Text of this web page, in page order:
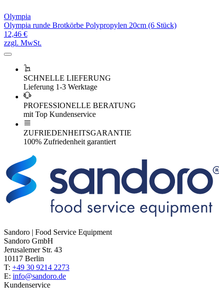
Olympia
Olympia runde Brotkörbe Polypropylen 20cm (6 Stück)
12,46 €
zzgl. MwSt.
SCHNELLE LIEFERUNG
Lieferung 1-3 Werktage
PROFESSIONELLE BERATUNG
mit Top Kundenservice
ZUFRIEDENHEITSGARANTIE
100% Zufriedenheit garantiert
Sandoro | Food Service Equipment
Sandoro GmbH
Jerusalemer Str. 43
10117 Berlin
T: +49 30 9214 2273
E: info@sandoro.de
Kundenservice